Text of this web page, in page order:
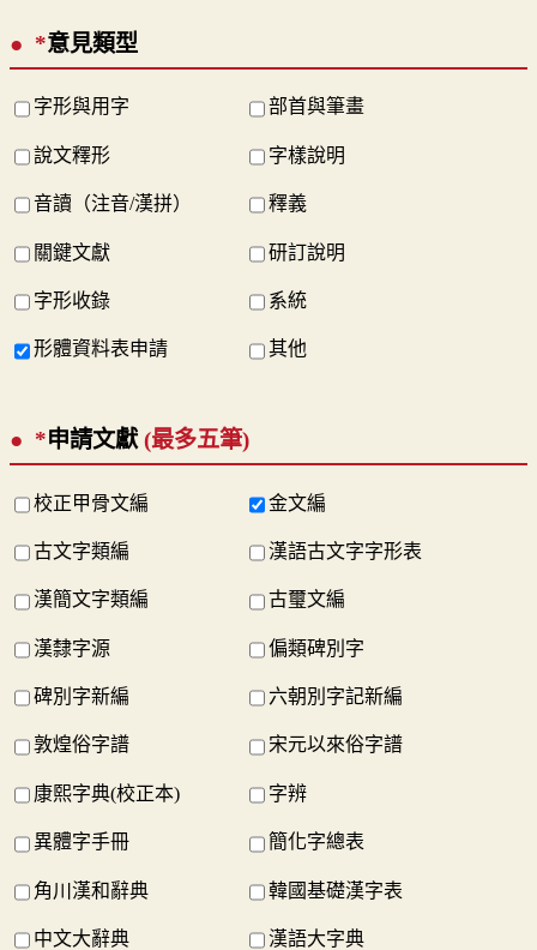
*意見類型
字形與用字 部首與筆畫
說文釋形 字樣說明
音讀（注音/漢拼） 釋義
關鍵文獻 研訂說明
字形收錄 系統
形體資料表申請 其他
*申請文獻 (最多五筆)
校正甲骨文編 金文編
古文字類編 漢語古文字字形表
漢簡文字類編 古璽文編
漢隸字源 偏類碑別字
碑別字新編 六朝別字記新編
敦煌俗字譜 宋元以來俗字譜
康熙字典(校正本) 字辨
異體字手冊 簡化字總表
角川漢和辭典 韓國基礎漢字表
中文大辭典 漢語大字典